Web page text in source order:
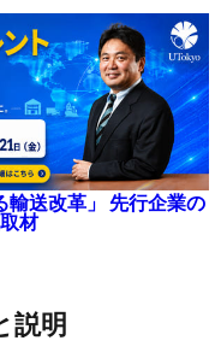
輸送改革」 先行企業の
材
説明